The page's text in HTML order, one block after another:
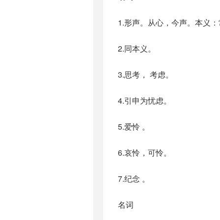
1.形声。从心，今声。本义：
2.同本义。
3.思考， 考虑。
4.引申为忧虑。
5.爱怜 。
6.哀怜，可怜。
7.纪念 。
名词